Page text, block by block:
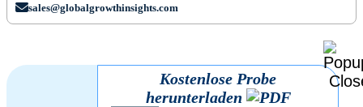
sales@globalgrowthinsights.com
Kostenlose Probe
herunterladen